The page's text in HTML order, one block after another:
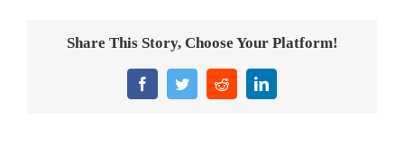
旗座/旗桿
Share This Story, Choose Your Platform!
FacebookTwitterRedditLinkedIn